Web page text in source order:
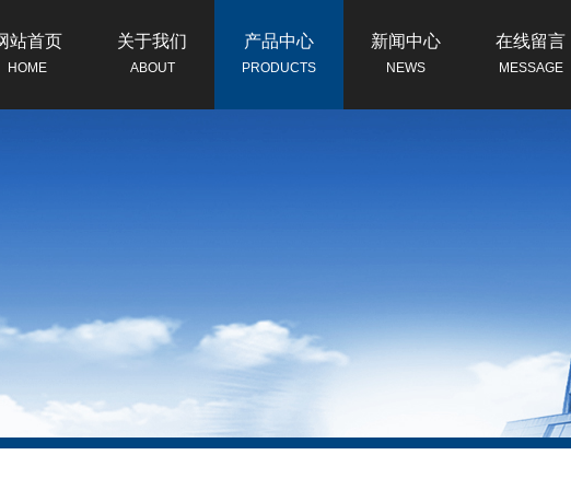
站首页
HOME
关于我们
ABOUT
产品中心
PRODUCTS
新闻中心
NEWS
在线留言
MESSAGE